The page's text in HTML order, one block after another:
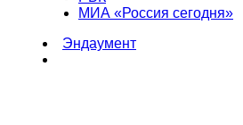
МИА «Россия сегодня»
Эндаумент